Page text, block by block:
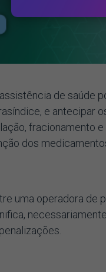
de saúde
e antecipar
fracionamento
dos
uma operadora de